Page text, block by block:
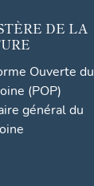
DE LA
Ouverte du
(POP)
général du